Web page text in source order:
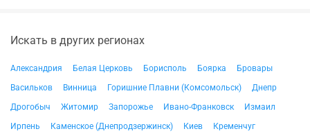
Искать в других регионах
Александрия Белая Церковь Борисполь Боярка
Бровары
Васильков
Винница Горишние Плавни (Комсомольск)
Днепр
Дрогобыч
Житомир Запорожье Ивано-Франковск
Измаил
Ирпень
Каменское (Днепродзержинск) Киев
Кременчуг